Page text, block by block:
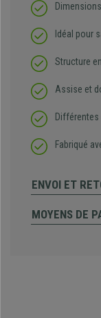
Idéal pour
Structure
Assise et
Fabriqué
ENVOI ET
MOYENS DE